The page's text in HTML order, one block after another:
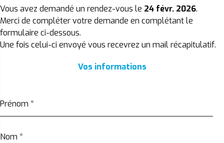
Vous avez demandé un rendez-vous le 24 févr. 2026.
Merci de compléter votre demande en complétant le
formulaire ci-dessous.
Une fois celui-ci envoyé vous recevrez un mail récapitulatif.
Vos informations
Prénom *
Nom *